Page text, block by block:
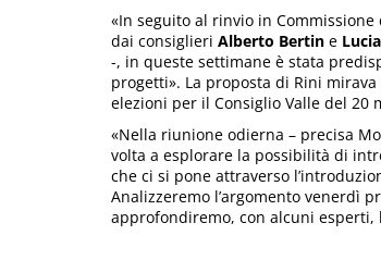
«In seguito al rinvio in
dai consiglieri Alberto Bertin e
-, in queste settimane è stata
progetti». La proposta di Rini
elezioni per il Consiglio Valle del 20
«Nella riunione odierna – precisa
volta a esplorare la possibilità di
che ci si pone attraverso
Analizzeremo l’argomento venerdì
approfondiremo, con alcuni